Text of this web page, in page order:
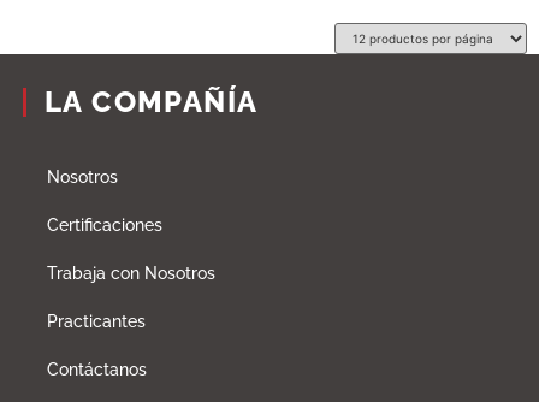
LA COMPAÑÍA
Nosotros
Certificaciones
Trabaja con Nosotros
Practicantes
Contáctanos